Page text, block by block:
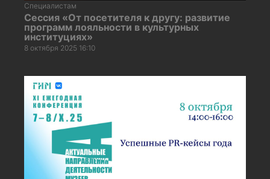
Специалистам
Сессия «От посетителя к другу: развитие
программ лояльности в культурных
институциях»
8 октября 2025 16:10